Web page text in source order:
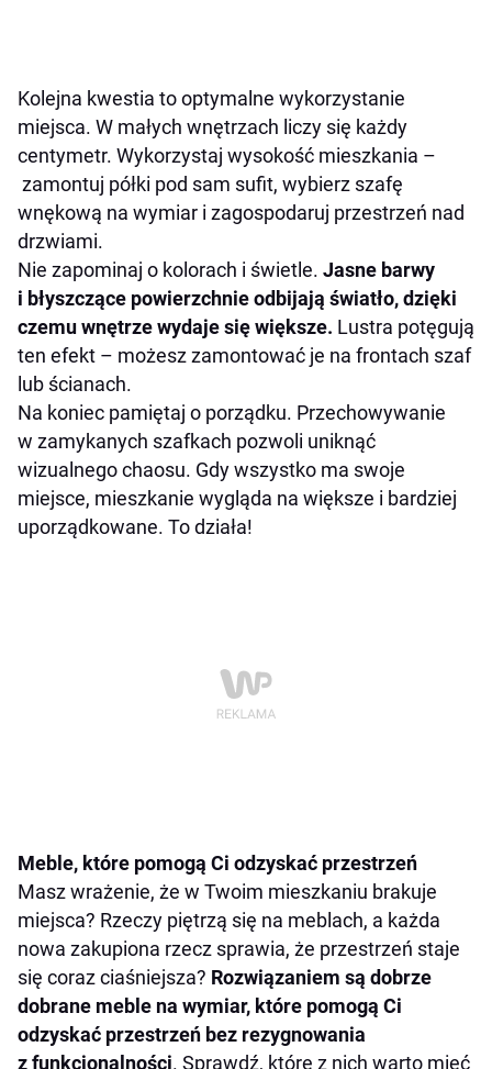
Kolejna kwestia to optymalne wykorzystanie
miejsca. W małych wnętrzach liczy się każdy
centymetr. Wykorzystaj wysokość mieszkania –
zamontuj półki pod sam sufit, wybierz szafę
wnękową na wymiar i zagospodaruj przestrzeń nad
drzwiami.
Nie zapominaj o kolorach i świetle. Jasne barwy
i błyszczące powierzchnie odbijają światło, dzięki
czemu wnętrze wydaje się większe. Lustra potęgują
ten efekt – możesz zamontować je na frontach szaf
lub ścianach.
Na koniec pamiętaj o porządku. Przechowywanie
w zamykanych szafkach pozwoli uniknąć
wizualnego chaosu. Gdy wszystko ma swoje
miejsce, mieszkanie wygląda na większe i bardziej
uporządkowane. To działa!
Meble, które pomogą Ci odzyskać przestrzeń
Masz wrażenie, że w Twoim mieszkaniu brakuje
miejsca? Rzeczy piętrzą się na meblach, a każda
nowa zakupiona rzecz sprawia, że przestrzeń staje
się coraz ciaśniejsza? Rozwiązaniem są dobrze
dobrane meble na wymiar, które pomogą Ci
odzyskać przestrzeń bez rezygnowania
z funkcjonalności. Sprawdź, które z nich warto mieć